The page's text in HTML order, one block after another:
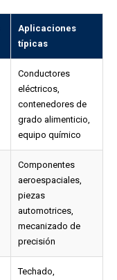
Aplicaciones
típicas
Conductores
eléctricos,
contenedores de
grado alimenticio,
equipo químico
Componentes
aeroespaciales,
piezas
automotrices,
mecanizado de
precisión
Techado,